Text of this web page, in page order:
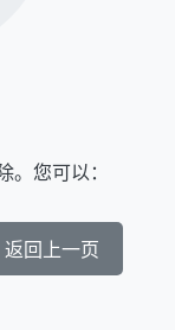
您可以：
返回上一页